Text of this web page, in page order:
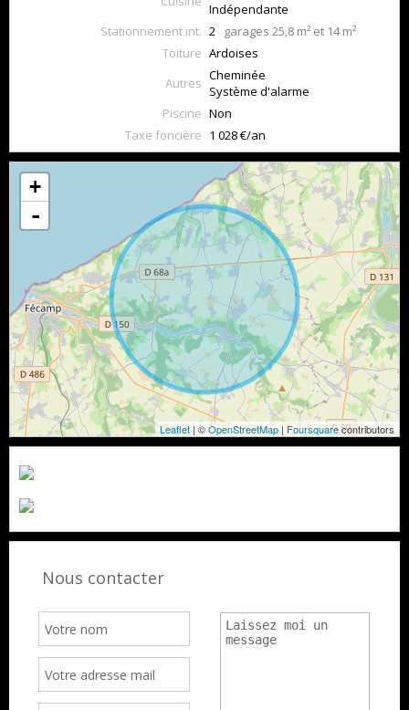
Indépendante
Stationnement int. 2
garages 25,8 m² et 14 m²
Toiture Ardoises
Autres Cheminée
Système d'alarme
Piscine Non
Taxe foncière 1 028 €/an
+
-
Leaflet | ©OpenStreetMap | Foursquarecontributors
Nous contacter